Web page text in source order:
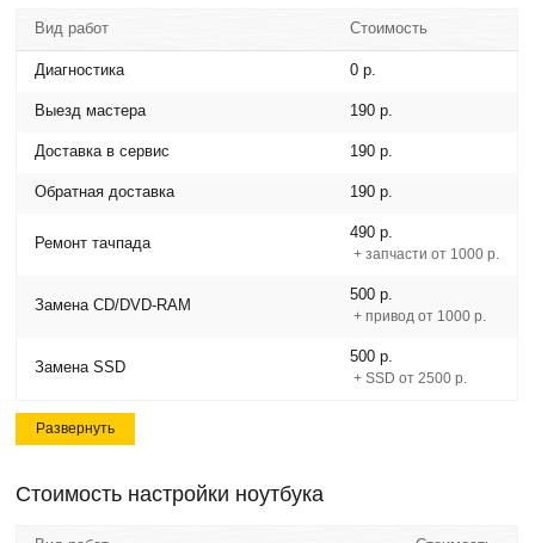
Вид работ Стоимость
Диагностика 0 р.
Выезд мастера 190 р.
Доставка в сервис 190 р.
Обратная доставка 190 р.
Ремонт тачпада
490 р.
+ запчасти от 1000 р.
Замена CD/DVD-RAM
500 р.
+ привод от 1000 р.
Замена SSD
500 р.
+ SSD от 2500 р.
Развернуть
Стоимость настройки ноутбука